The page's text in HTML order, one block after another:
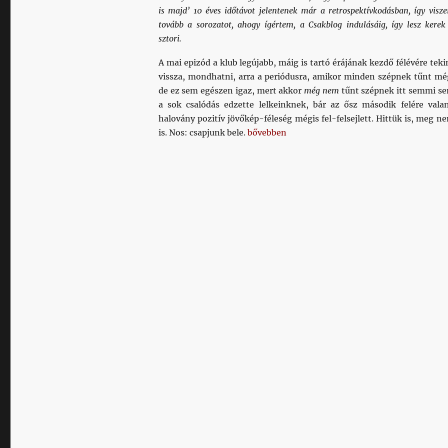
is majd’ 10 éves időtávot jelentenek már a retrospektívkodásban, így
tovább a sorozatot, ahogy ígértem, a Csakblog indulásáig, így lesz
sztori.
A mai epizód a klub legújabb, máig is tartó érájának kezdő félévére
vissza, mondhatni, arra a periódusra, amikor minden szépnek tűnt
de ez sem egészen igaz, mert akkor még nem tűnt szépnek itt semmi
a sok csalódás edzette lelkeinknek, bár az ősz második felére
halovány pozitív jövőkép-féleség mégis fel-felsejlett. Hittük is, meg
is. Nos: csapjunk bele. „Az én Kispest-Honvéd sztorim. XX. rész. 2006
bővebben